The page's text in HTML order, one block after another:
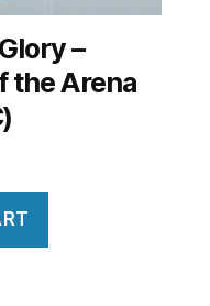
–
the Arena